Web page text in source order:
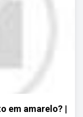
em amarelo? |